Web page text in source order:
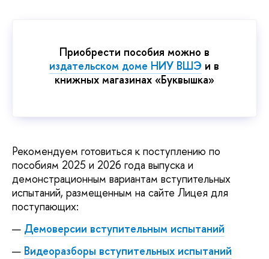
Приобрести пособия можно в
издательском доме НИУ ВШЭ и в
книжных магазинах «Буквышка»
Рекомендуем готовиться к поступлению по
пособиям 2025 и 2026 года выпуска и
демонстрационным вариантам вступительных
испытаний, размещенным на сайте Лицея для
поступающих:
Демоверсии вступительным испытаний
Видеоразборы вступительных испытаний